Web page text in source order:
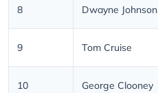
8 Dwayne Johnson
9 Tom Cruise
10 George Clooney